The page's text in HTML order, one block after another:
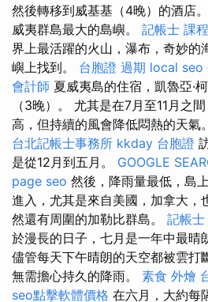
然後轉移到威基基（4晚）的酒店
威夷群島最大的島嶼。 記帳士 課
界上最活躍的火山，瀑布，奇妙的
嶼上找到。 台胞證 過期 local seo
會計師 夏威夷島的住宿，凱魯亞·
（3晚）。 尤其是在7月至11月之
高，但持續的風會降低悶熱的天氣
台北記帳士事務所 kkday 台胞證
是從12月到五月。 GOOGLE
page seo 然後，降雨量最低，島
進入，尤其是來自美國，加拿大，
然還有周圍的加勒比群島。 記帳
於漫長的日子，七月是一年中最晴
儘管每天下午晴朗的天空都被雲打
無需擔心持久的降雨。 素食 外燴
seo點擊軟體價格 在六月，大約每